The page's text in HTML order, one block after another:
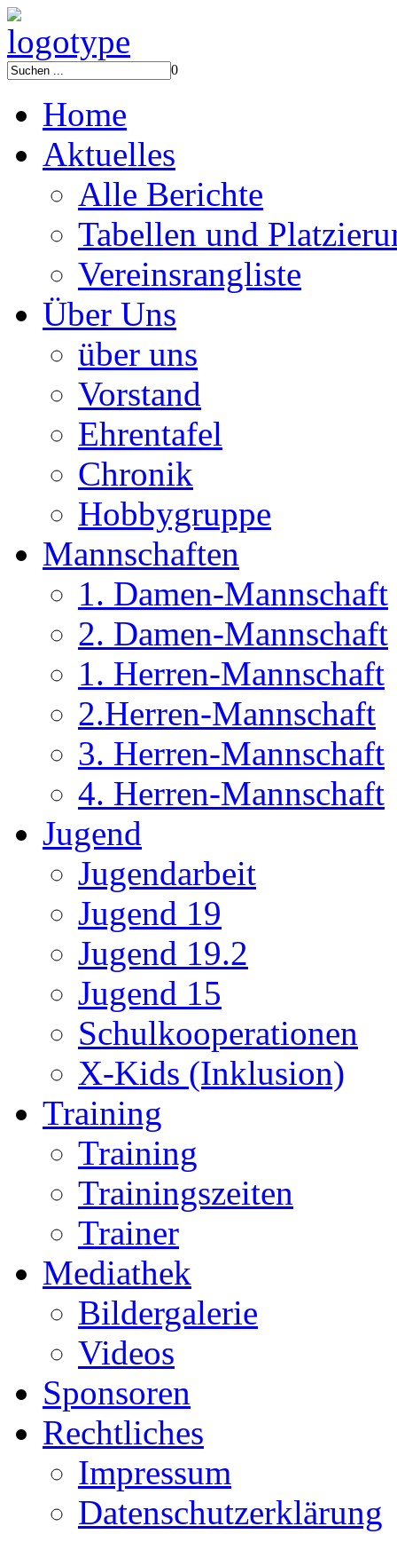
0
Home
Aktuelles
Alle Berichte
Tabellen und
Vereinsrangliste
Über Uns
über uns
Vorstand
Ehrentafel
Chronik
Hobbygruppe
Mannschaften
1. Damen-Mannschaft
2. Damen-Mannschaft
1. Herren-Mannschaft
2.Herren-Mannschaft
3. Herren-Mannschaft
4. Herren-Mannschaft
Jugend
Jugendarbeit
Jugend 19
Jugend 19.2
Jugend 15
Schulkooperationen
X-Kids (Inklusion)
Training
Training
Trainingszeiten
Trainer
Mediathek
Bildergalerie
Videos
Sponsoren
Rechtliches
Impressum
Datenschutzerklärung